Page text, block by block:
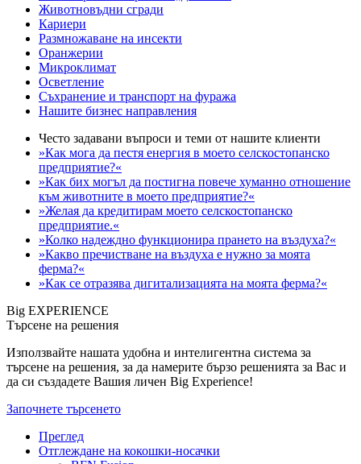
Животновъдни сгради
Кариери
Размножаване на инсекти
Оранжерии
Микроклимат
Осветление
Съхранение и транспорт на фуража
Нашите бизнес направления
Често задавани въпроси и теми от нашите клиенти
»Как мога да пестя енергия в моето селскостопанско
предприятие?«
»Как бих могъл да постигна повече хуманно отношение
към животните в моето предприятие?«
»Желая да кредитирам моето селскостопанско
предприятие.«
»Колко надеждно функционира прането на въздуха?«
»Какво пречистване на въздуха е нужно за моята
ферма?«
»Как се отразява дигитализацията на моята ферма?«
Big EXPERIENCE
Търсене на решения
Използвайте нашата удобна и интелигентна система за
търсене на решения, за да намерите бързо решенията за Вас и
да си създадете Вашия личен Big Experience!
Започнете търсенето
Преглед
Отглеждане на кокошки-носачки